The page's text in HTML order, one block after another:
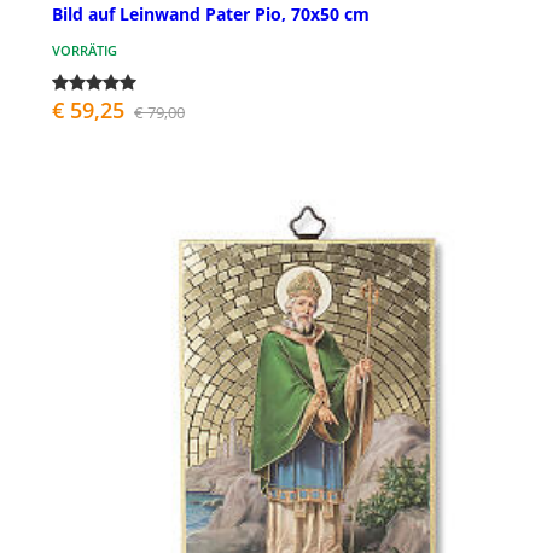
Bild auf Leinwand Pater Pio, 70x50 cm
VORRÄTIG
€ 59,25 € 79,00